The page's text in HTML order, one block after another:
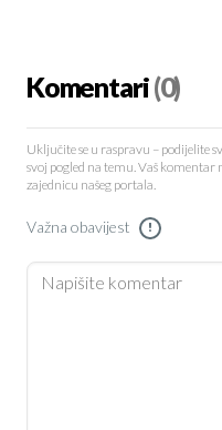
Komentari(0)
Uključite se u raspravu – podijelite
svoj pogled na temu. Vaš
zajednicu našeg portala.
Važna obavijest !